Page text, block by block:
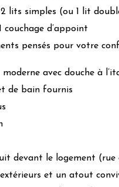
d’économie d’eau
local
lits simples (ou 1 lit
couchage d’appoint
pensés pour votre
avec douche à
de bain fournis
devant le logement (rue
extérieurs et un atout